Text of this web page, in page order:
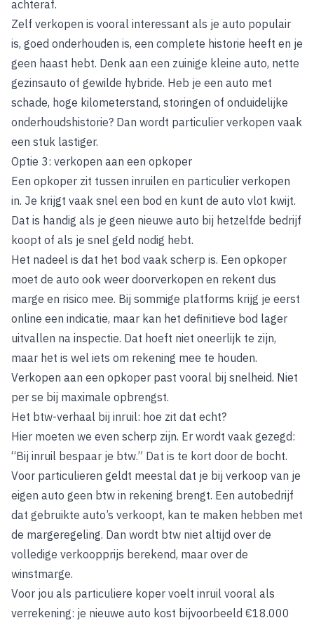
achteraf.
Zelf verkopen is vooral interessant als je auto populair
is, goed onderhouden is, een complete historie heeft en je
geen haast hebt. Denk aan een zuinige kleine auto, nette
gezinsauto of gewilde hybride. Heb je een auto met
schade, hoge kilometerstand, storingen of onduidelijke
onderhoudshistorie? Dan wordt particulier verkopen vaak
een stuk lastiger.
Optie 3: verkopen aan een opkoper
Een opkoper zit tussen inruilen en particulier verkopen
in. Je krijgt vaak snel een bod en kunt de auto vlot kwijt.
Dat is handig als je geen nieuwe auto bij hetzelfde bedrijf
koopt of als je snel geld nodig hebt.
Het nadeel is dat het bod vaak scherp is. Een opkoper
moet de auto ook weer doorverkopen en rekent dus
marge en risico mee. Bij sommige platforms krijg je eerst
online een indicatie, maar kan het definitieve bod lager
uitvallen na inspectie. Dat hoeft niet oneerlijk te zijn,
maar het is wel iets om rekening mee te houden.
Verkopen aan een opkoper past vooral bij snelheid. Niet
per se bij maximale opbrengst.
Het btw-verhaal bij inruil: hoe zit dat echt?
Hier moeten we even scherp zijn. Er wordt vaak gezegd:
“Bij inruil bespaar je btw.” Dat is te kort door de bocht.
Voor particulieren geldt meestal dat je bij verkoop van je
eigen auto geen btw in rekening brengt. Een autobedrijf
dat gebruikte auto’s verkoopt, kan te maken hebben met
de margeregeling. Dan wordt btw niet altijd over de
volledige verkoopprijs berekend, maar over de
winstmarge.
Voor jou als particuliere koper voelt inruil vooral als
verrekening: je nieuwe auto kost bijvoorbeeld €18.000